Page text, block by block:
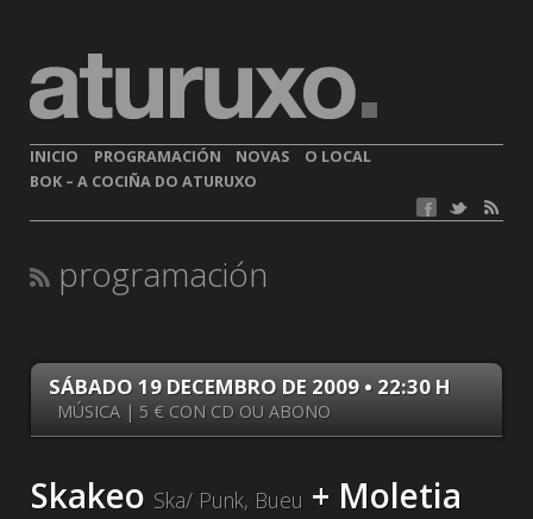
INICIO PROGRAMACIÓN NOVAS
O LOCAL
BOK – A COCIÑA DO ATURUXO
programación
SÁBADO 19 DECEMBRO DE 2009 • 22:30 H
MÚSICA | 5 € CON CD OU ABONO
Skakeo Ska/ Punk, Bueu + Moletia